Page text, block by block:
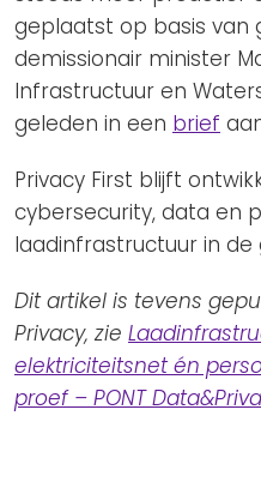
geplaatst op basis van
demissionair minister
Infrastructuur en
geleden in een brief
Privacy First blijft
cybersecurity, data en
laadinfrastructuur in de
Dit artikel is tevens
Privacy, zie
elektriciteitsnet én
proef – PONT